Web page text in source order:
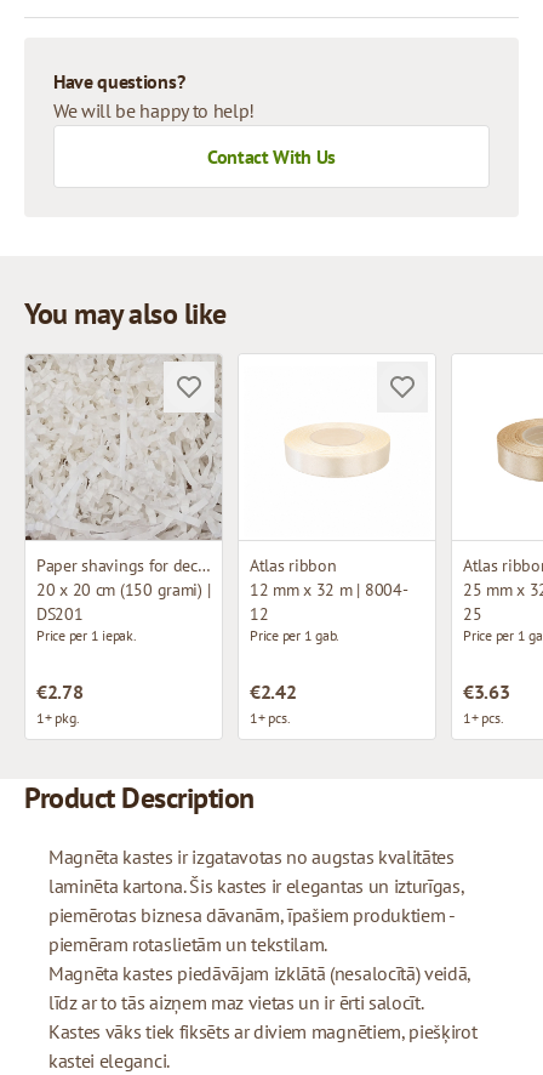
Have questions?
We will be happy to help!
Contact With Us
You may also like
Paper shavings for decoration
20 x 20 cm (150 grami) |
DS201
Price per 1 iepak.
€2.78
1+ pkg.
Atlas ribbon
12 mm x 32 m | 8004-
12
Price per 1 gab.
€2.42
1+ pcs.
Atlas
25 mm x
25
Price per 1
€3.63
1+ pcs.
Product Description
Magnēta kastes ir izgatavotas no augstas kvalitātes
laminēta kartona. Šis kastes ir elegantas un izturīgas,
piemērotas biznesa dāvanām, īpašiem produktiem -
piemēram rotaslietām un tekstilam.
Magnēta kastes piedāvājam izklātā (nesalocītā) veidā,
līdz ar to tās aizņem maz vietas un ir ērti salocīt.
Kastes vāks tiek fiksēts ar diviem magnētiem, piešķirot
kastei eleganci.